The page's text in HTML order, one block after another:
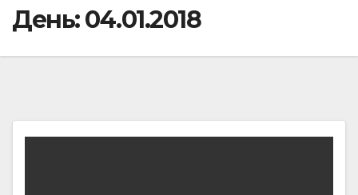
День:04.01.2018